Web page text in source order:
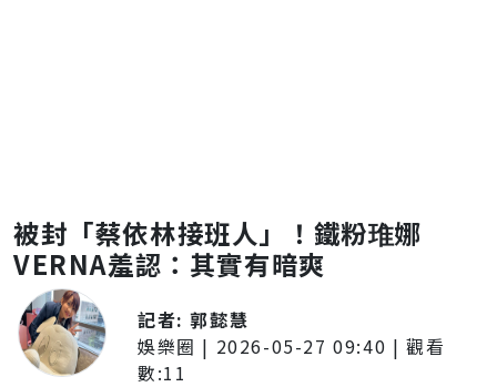
被封「蔡依林接班人」！鐵粉琟娜
VERNA羞認：其實有暗爽
記者:郭懿慧
娛樂圈 | 2026-05-27 09:40 | 觀看
數:11